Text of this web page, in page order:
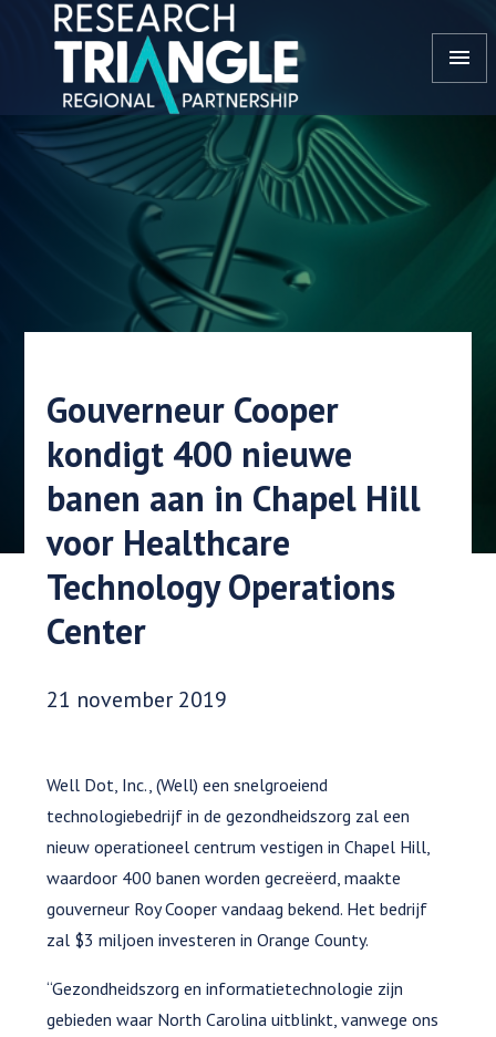
Doorgaan naar artikel
menu
Gouverneur Cooper
kondigt 400 nieuwe
banen aan in Chapel Hill
voor Healthcare
Technology Operations
Center
Datum gepubliceerd:
21 november 2019
Well Dot, Inc., (Well) een snelgroeiend
technologiebedrijf in de gezondheidszorg zal een
nieuw operationeel centrum vestigen in Chapel Hill,
waardoor 400 banen worden gecreëerd, maakte
gouverneur Roy Cooper vandaag bekend. Het bedrijf
zal $3 miljoen investeren in Orange County.
“Gezondheidszorg en informatietechnologie zijn
gebieden waar North Carolina uitblinkt, vanwege ons